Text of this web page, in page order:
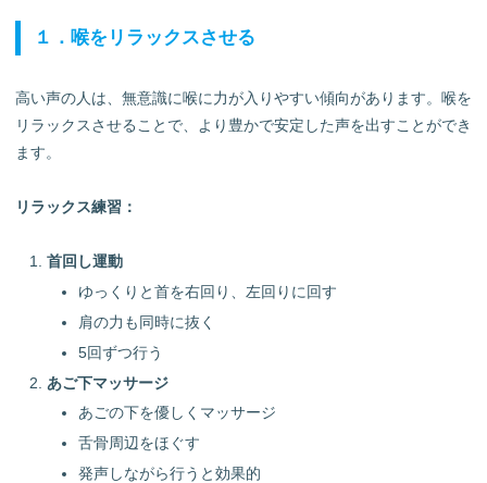
１．喉をリラックスさせる
高い声の人は、無意識に喉に力が入りやすい傾向があります。喉を
リラックスさせることで、より豊かで安定した声を出すことができ
ます。
リラックス練習：
首回し運動
ゆっくりと首を右回り、左回りに回す
肩の力も同時に抜く
5回ずつ行う
あご下マッサージ
あごの下を優しくマッサージ
舌骨周辺をほぐす
発声しながら行うと効果的